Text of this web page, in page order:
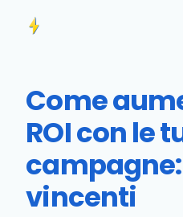
Come
ROI con le
vincenti
Funzionalità
Informazioni
Blog